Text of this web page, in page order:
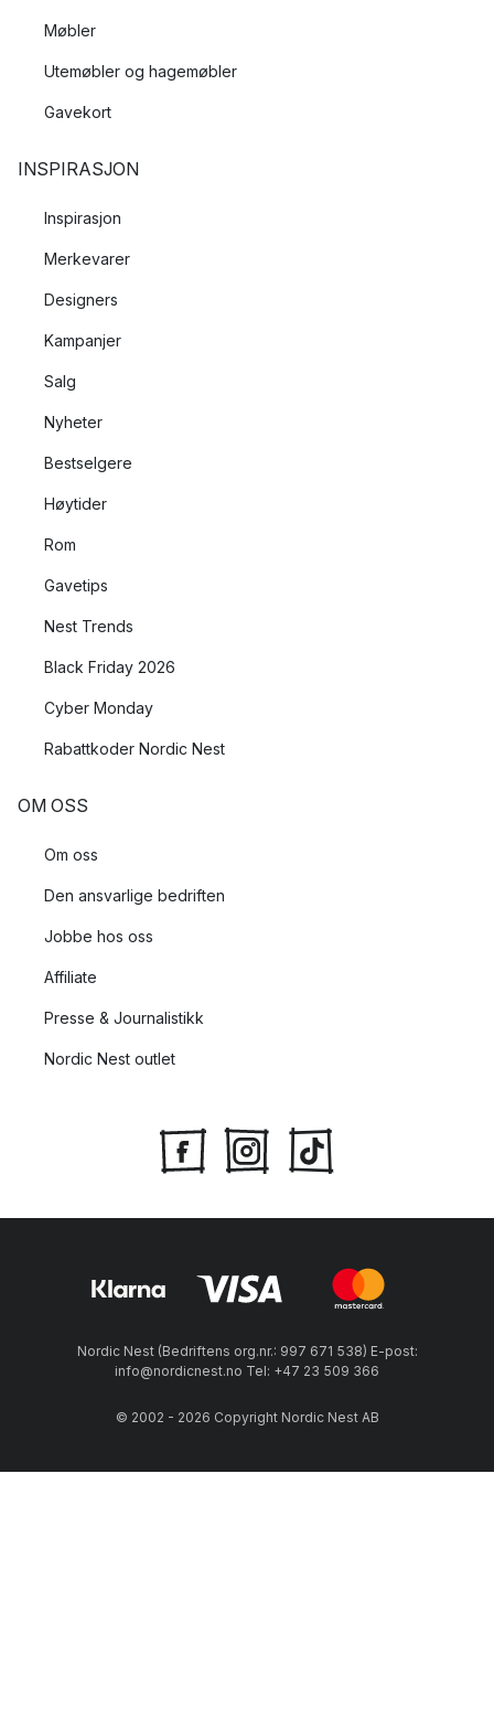
Møbler
Utemøbler og hagemøbler
Gavekort
INSPIRASJON
Inspirasjon
Merkevarer
Designers
Kampanjer
Salg
Nyheter
Bestselgere
Høytider
Rom
Gavetips
Nest Trends
Black Friday 2026
Cyber Monday
Rabattkoder Nordic Nest
OM OSS
Om oss
Den ansvarlige bedriften
Jobbe hos oss
Affiliate
Presse & Journalistikk
Nordic Nest outlet
Nordic Nest (Bedriftens org.nr.: 997 671 538) E-post:
info@nordicnest.no Tel: +47 23 509 366
© 2002 - 2026 Copyright Nordic Nest AB